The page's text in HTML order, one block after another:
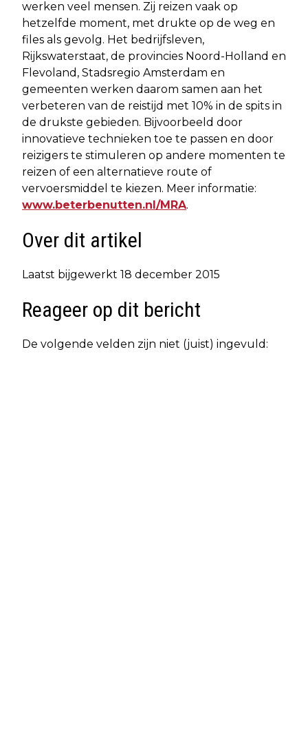
werken veel mensen. Zij reizen vaak op
hetzelfde moment, met drukte op de weg en
files als gevolg. Het bedrijfsleven,
Rijkswaterstaat, de provincies Noord-Holland en
Flevoland, Stadsregio Amsterdam en
gemeenten werken daarom samen aan het
verbeteren van de reistijd met 10% in de spits in
de drukste gebieden. Bijvoorbeeld door
innovatieve technieken toe te passen en door
reizigers te stimuleren op andere momenten te
reizen of een alternatieve route of
vervoersmiddel te kiezen. Meer informatie:
www.beterbenutten.nl/MRA.
Over dit artikel
Laatst bijgewerkt 18 december 2015
Reageer op dit bericht
De volgende velden zijn niet (juist) ingevuld: